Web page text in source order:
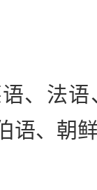
法语
语、朝